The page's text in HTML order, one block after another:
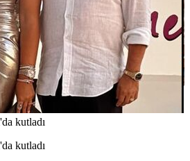
kutladı
kutladı